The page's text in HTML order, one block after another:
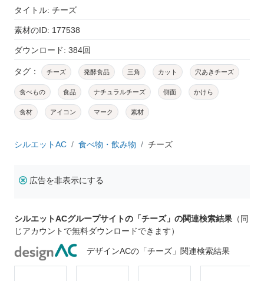
タイトル: チーズ
素材のID: 177538
ダウンロード: 384回
タグ： チーズ 発酵食品 三角 カット 穴あきチーズ
食べもの 食品 ナチュラルチーズ 側面 かけら
食材 アイコン マーク 素材
シルエットAC 食べ物・飲み物 チーズ
広告を非表示にする
シルエットACグループサイトの「チーズ」の関連検索結果 （同
じアカウントで無料ダウンロードできます）
デザインACの「チーズ」関連検索結果